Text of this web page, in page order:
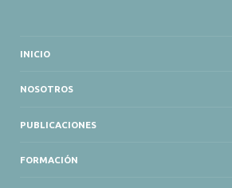
INICIO
NOSOTROS
PUBLICACIONES
FORMACIÓN